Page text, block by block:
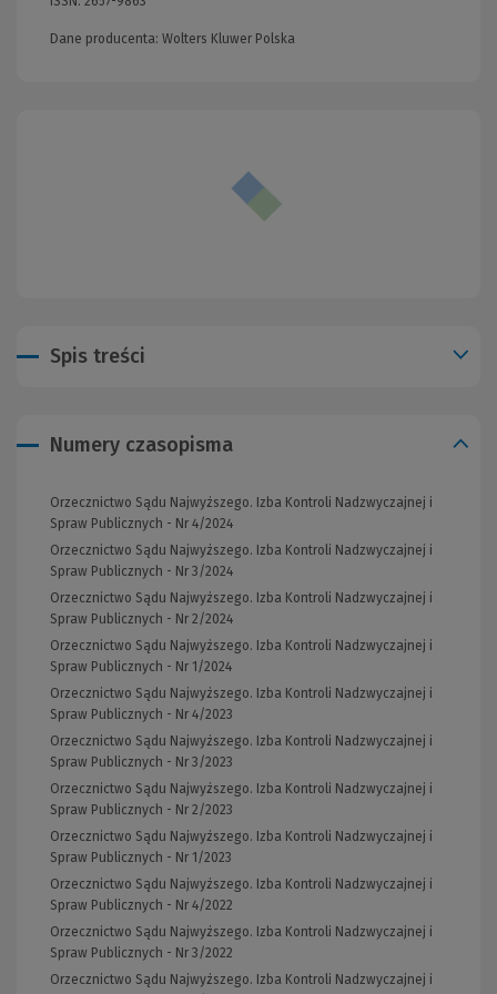
Dane producenta: Wolters Kluwer Polska
Spis treści
Numery czasopisma
Orzecznictwo Sądu Najwyższego. Izba Kontroli Nadzwyczajnej i
Spraw Publicznych - Nr 4/2024
Orzecznictwo Sądu Najwyższego. Izba Kontroli Nadzwyczajnej i
Spraw Publicznych - Nr 3/2024
Orzecznictwo Sądu Najwyższego. Izba Kontroli Nadzwyczajnej i
Spraw Publicznych - Nr 2/2024
Orzecznictwo Sądu Najwyższego. Izba Kontroli Nadzwyczajnej i
Spraw Publicznych - Nr 1/2024
Orzecznictwo Sądu Najwyższego. Izba Kontroli Nadzwyczajnej i
Spraw Publicznych - Nr 4/2023
Orzecznictwo Sądu Najwyższego. Izba Kontroli Nadzwyczajnej i
Spraw Publicznych - Nr 3/2023
Orzecznictwo Sądu Najwyższego. Izba Kontroli Nadzwyczajnej i
Spraw Publicznych - Nr 2/2023
Orzecznictwo Sądu Najwyższego. Izba Kontroli Nadzwyczajnej i
Spraw Publicznych - Nr 1/2023
Orzecznictwo Sądu Najwyższego. Izba Kontroli Nadzwyczajnej i
Spraw Publicznych - Nr 4/2022
Orzecznictwo Sądu Najwyższego. Izba Kontroli Nadzwyczajnej i
Spraw Publicznych - Nr 3/2022
Orzecznictwo Sądu Najwyższego. Izba Kontroli Nadzwyczajnej i